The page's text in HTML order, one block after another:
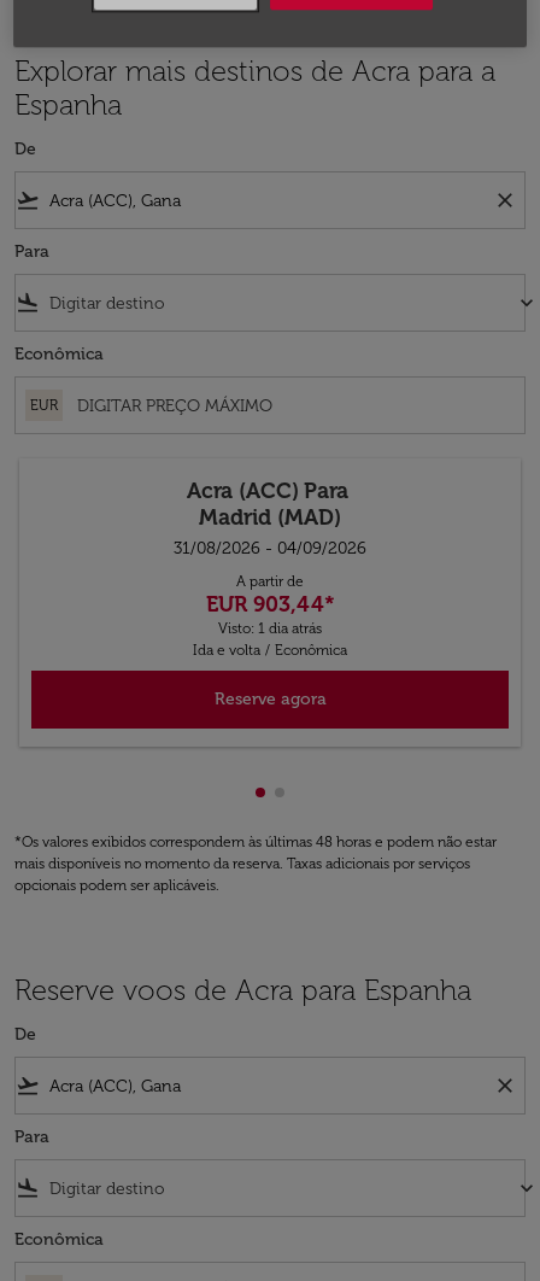
Explorar mais destinos de Acra para a
Espanha
De
flight_takeoff close
Para
flight_land keyboard_arrow_down
Econômica
EUR
Acra (ACC) Para
Madrid (MAD)
31/08/2026 - 04/09/2026
A partir de
EUR 903,44*
Visto: 1 dia atrás
Ida e volta / Econômica
Reserve agora
Mostrando de cmp-
Mostrando de cmp-
*Os valores exibidos correspondem às últimas 48 horas e podem não estar
mais disponíveis no momento da reserva. Taxas adicionais por serviços
opcionais podem ser aplicáveis.
Reserve voos de Acra para Espanha
De
flight_takeoff close
Para
flight_land keyboard_arrow_down
Econômica